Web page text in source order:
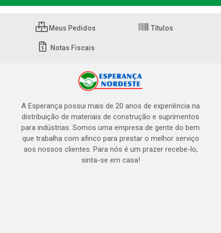
Meus Pedidos Títulos
Notas Fiscais
A Esperança possui mais de 20 anos de experiência na
distribuição de materiais de construção e suprimentos
para indústrias. Somos uma empresa de gente do bem
que trabalha com afinco para prestar o melhor serviço
aos nossos clientes. Para nós é um prazer recebe-lo,
sinta-se em casa!